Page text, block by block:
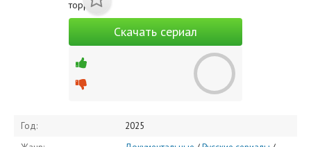
Скачать сериал
Год:
2025